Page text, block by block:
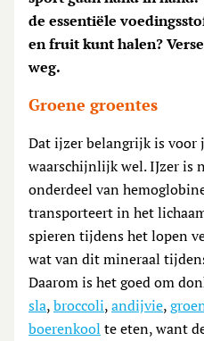
de essentiële
en fruit kunt halen?
weg.
Groene groentes
Dat ijzer belangrijk is voor
waarschijnlijk wel. IJzer is
onderdeel van
transporteert in het
spieren tijdens het lopen
wat van dit mineraal
Daarom is het goed om
sla,broccoli,andijvie,
boerenkool te eten, want